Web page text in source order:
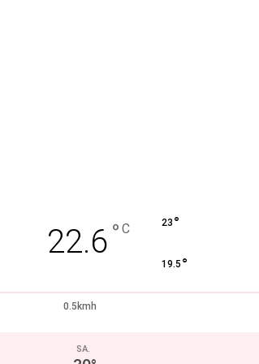
22.6 ° C 23 °
19.5 °
0.5kmh
SA.